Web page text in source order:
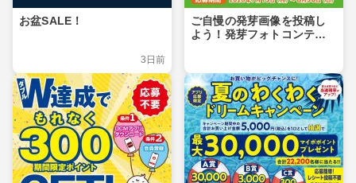
お盆SALE！
3日前
ご自慢の発芽画像を投稿し
よう！発芽フォトコンテス